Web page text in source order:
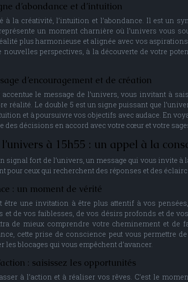
d’abondance et d’intuition
à la créativité, l’intuition et l’abondance. Il est un
un moment charnière où l’univers vous
plus harmonieuse et alignée avec vos
nouvelles perspectives, à la découverte de votre
d’encouragement et de création
le message de l’univers, vous invitant à
réalité. Le double 5 est un signe puissant que
et à poursuivre vos objectifs avec audace. En
des décisions en accord avec votre cœur et votre
à 15h55 : un appel à la
signal fort de l’univers, un message qui vous invite à
pour ceux qui recherchent des réponses et des
: un moment de vérité
être une invitation à être plus attentif à vos
et de vos faiblesses, de vos désirs profonds et de
de mieux comprendre votre cheminement et de
cette prise de conscience peut vous permettre
les blocages qui vous empêchent d’avancer.
: saisissez les opportunités
à l’action et à réaliser vos rêves. C’est le